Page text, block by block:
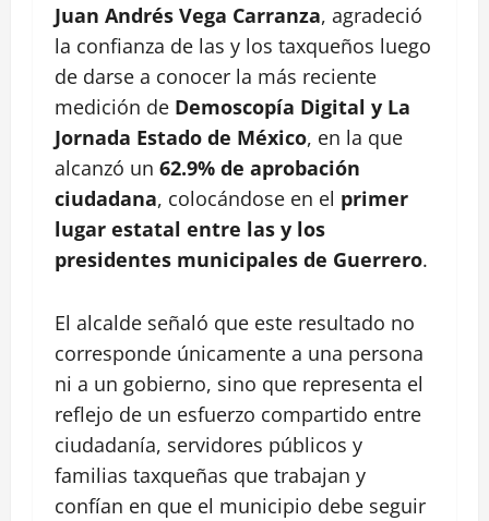
Juan Andrés Vega Carranza, agradeció
la confianza de las y los taxqueños luego
de darse a conocer la más reciente
medición de Demoscopía Digital y La
Jornada Estado de México, en la que
alcanzó un 62.9% de aprobación
ciudadana, colocándose en el primer
lugar estatal entre las y los
presidentes municipales de Guerrero.
El alcalde señaló que este resultado no
corresponde únicamente a una persona
ni a un gobierno, sino que representa el
reflejo de un esfuerzo compartido entre
ciudadanía, servidores públicos y
familias taxqueñas que trabajan y
confían en que el municipio debe seguir